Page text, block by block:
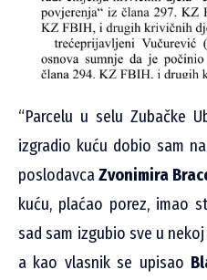
“Parcelu u selu Zubačke
izgradio kuću dobio sam
poslodavcaZvonimira
kuću, plaćao porez, imao
sad sam izgubio sve u
a kao vlasnik se upisao